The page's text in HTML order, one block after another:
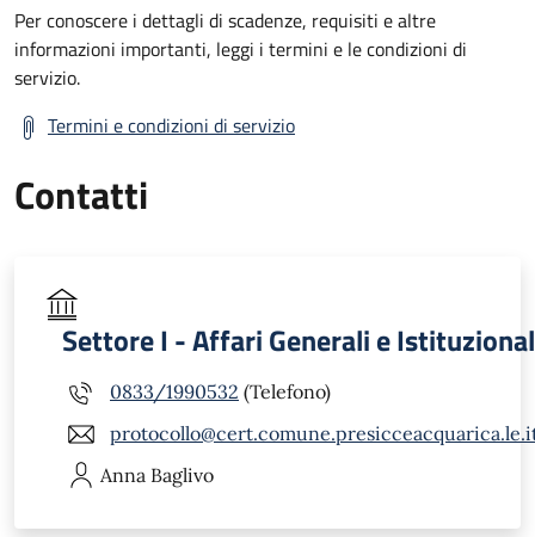
Per conoscere i dettagli di scadenze, requisiti e altre
informazioni importanti, leggi i termini e le condizioni di
servizio.
Termini e condizioni di servizio
Contatti
Settore I - Affari Generali e
0833/1990532 (Telefono)
Anna Baglivo